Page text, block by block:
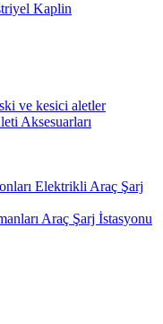
Kaplin
ve kesici aletler
Aksesuarları
Elektrikli Araç Şarj
Araç Şarj İstasyonu